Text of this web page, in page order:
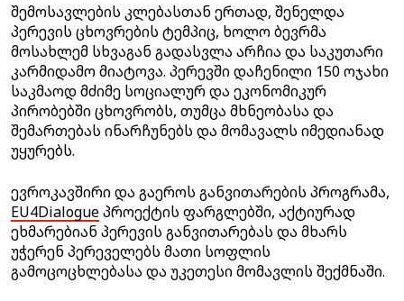
შემოსავლების კლებასთან ერთად, შენელდა
პერევის ცხოვრების ტემპიც, ხოლო ბევრმა
მოსახლემ სხვაგან გადასვლა არჩია და საკუთარი
კარმიდამო მიატოვა. პერევში დაჩენილი 150 ოჯახი
საკმაოდ მძიმე სოციალურ და ეკონომიკურ
პირობებში ცხოვრობს, თუმცა მხნეობასა და
შემართებას ინარჩუნებს და მომავალს იმედიანად
უყურებს.
ევროკავშირი და გაეროს განვითარების პროგრამა,
EU4Dialogueპროექტის ფარგლებში, აქტიურად
ეხმარებიან პერევის განვითარებას და მხარს
უჭერენ პერეველებს მათი სოფლის
გამოცოცხლებასა და უკეთესი მომავლის შექმნაში.